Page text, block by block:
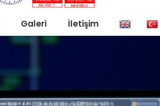
Galeri İletişim